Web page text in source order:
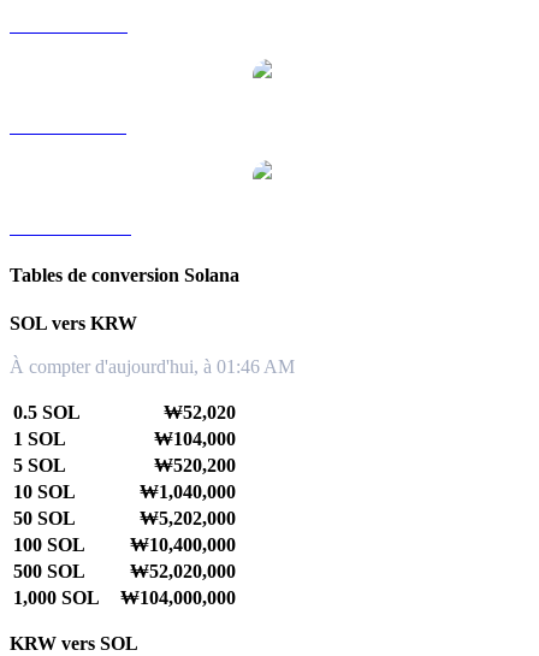
Tables de conversion Solana
SOL vers KRW
À compter d'aujourd'hui, à 01:46 AM
0.5 SOL
₩52,020
1 SOL
₩104,000
5 SOL
₩520,200
10 SOL
₩1,040,000
50 SOL
₩5,202,000
100 SOL
₩10,400,000
500 SOL
₩52,020,000
1,000 SOL
₩104,000,000
KRW vers SOL